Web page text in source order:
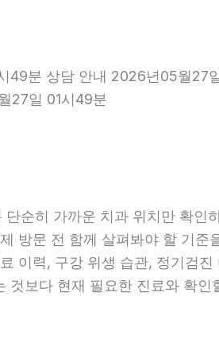
49분 상담 안내 2026년05월27
27일 01시49분
단순히 가까운 치과 위치만 확
방문 전 함께 살펴봐야 할 기
이력, 구강 위생 습관, 정기검
것보다 현재 필요한 진료와 확